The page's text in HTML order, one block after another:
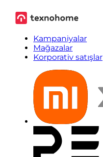
Kampaniyalar
Mağazalar
Korporativ satışlar